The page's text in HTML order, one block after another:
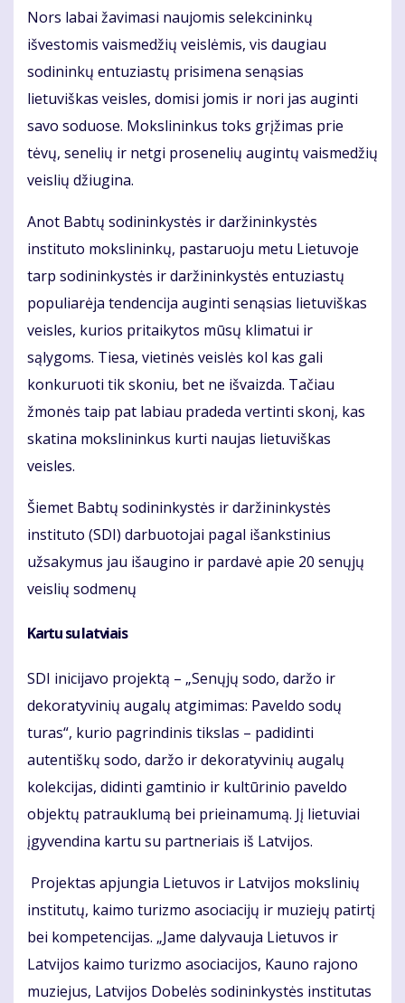
Nors labai žavimasi naujomis selekcininkų
išvestomis vaismedžių veislėmis, vis daugiau
sodininkų entuziastų prisimena senąsias
lietuviškas veisles, domisi jomis ir nori jas auginti
savo soduose. Mokslininkus toks grįžimas prie
tėvų, senelių ir netgi prosenelių augintų vaismedžių
veislių džiugina.
Anot Babtų sodininkystės ir daržininkystės
instituto mokslininkų, pastaruoju metu Lietuvoje
tarp sodininkystės ir daržininkystės entuziastų
populiarėja tendencija auginti senąsias lietuviškas
veisles, kurios pritaikytos mūsų klimatui ir
sąlygoms. Tiesa, vietinės veislės kol kas gali
konkuruoti tik skoniu, bet ne išvaizda. Tačiau
žmonės taip pat labiau pradeda vertinti skonį, kas
skatina mokslininkus kurti naujas lietuviškas
veisles.
Šiemet Babtų sodininkystės ir daržininkystės
instituto (SDI) darbuotojai pagal išankstinius
užsakymus jau išaugino ir pardavė apie 20 senųjų
veislių sodmenų
Kartu su latviais
SDI inicijavo projektą – „Senųjų sodo, daržo ir
dekoratyvinių augalų atgimimas: Paveldo sodų
turas“, kurio pagrindinis tikslas – padidinti
autentiškų sodo, daržo ir dekoratyvinių augalų
kolekcijas, didinti gamtinio ir kultūrinio paveldo
objektų patrauklumą bei prieinamumą. Jį lietuviai
įgyvendina kartu su partneriais iš Latvijos.
Projektas apjungia Lietuvos ir Latvijos mokslinių
institutų, kaimo turizmo asociacijų ir muziejų patirtį
bei kompetencijas. „Jame dalyvauja Lietuvos ir
Latvijos kaimo turizmo asociacijos, Kauno rajono
muziejus, Latvijos Dobelės sodininkystės institutas